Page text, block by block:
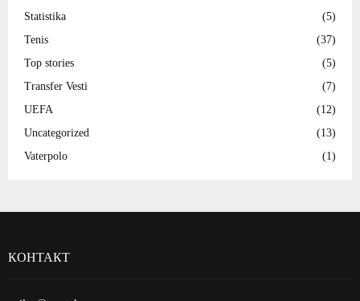
Statistika
(5)
Tenis
(37)
Top stories
(5)
Transfer Vesti
(7)
UEFA
(12)
Uncategorized
(13)
Vaterpolo
(1)
КОНТАКТ